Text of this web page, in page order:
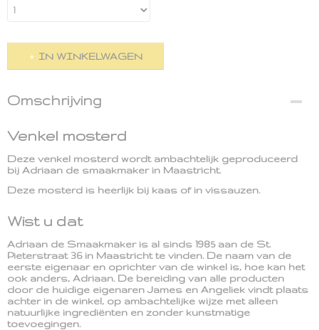
IN WINKELWAGEN
Omschrijving
Venkel mosterd
Deze venkel mosterd wordt ambachtelijk geproduceerd
bij Adriaan de smaakmaker in Maastricht.
Deze mosterd is heerlijk bij kaas of in vissauzen.
Wist u dat
Adriaan de Smaakmaker is al sinds 1985 aan de St.
Pieterstraat 36 in Maastricht te vinden. De naam van de
eerste eigenaar en oprichter van de winkel is, hoe kan het
ook anders, Adriaan. De bereiding van alle producten
door de huidige eigenaren James en Angeliek vindt plaats
achter in de winkel, op ambachtelijke wijze met alleen
natuurlijke ingrediënten en zonder kunstmatige
toevoegingen.